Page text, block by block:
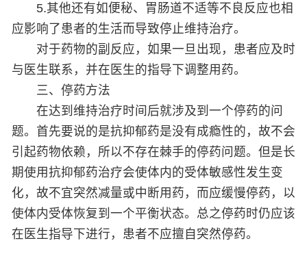
5.其他还有如便秘、胃肠道不适等不良反应也相
应影响了患者的生活而导致停止维持治疗。
对于药物的副反应，如果一旦出现，患者应及时
与医生联系，并在医生的指导下调整用药。
三、停药方法
在达到维持治疗时间后就涉及到一个停药的问
题。首先要说的是抗抑郁药是没有成瘾性的，故不会
引起药物依赖，所以不存在棘手的停药问题。但是长
期使用抗抑郁药治疗会使体内的受体敏感性发生变
化，故不宜突然减量或中断用药，而应缓慢停药，以
使体内受体恢复到一个平衡状态。总之停药时仍应该
在医生指导下进行，患者不应擅自突然停药。